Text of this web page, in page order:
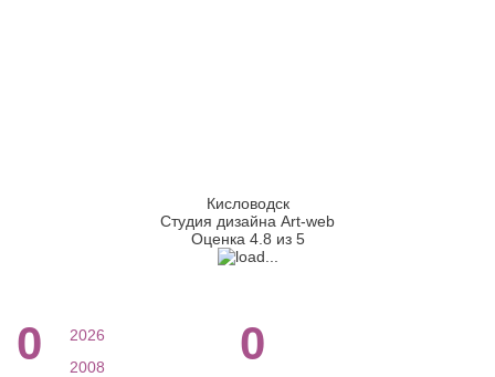
Кисловодск
Студия дизайна Art-web
Оценка 4.8 из 5
0
2026
2008
0